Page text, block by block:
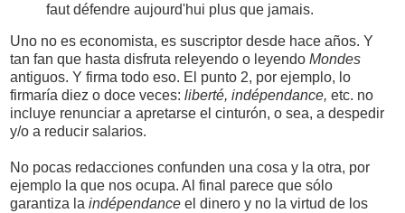
faut défendre aujourd'hui plus que jamais.
Uno no es economista, es suscriptor desde hace años. Y
tan fan que hasta disfruta releyendo o leyendo Mondes
antiguos. Y firma todo eso. El punto 2, por ejemplo, lo
firmaría diez o doce veces: liberté, indépendance, etc. no
incluye renunciar a apretarse el cinturón, o sea, a despedir
y/o a reducir salarios.
No pocas redacciones confunden una cosa y la otra, por
ejemplo la que nos ocupa. Al final parece que sólo
garantiza la indépendance el dinero y no la virtud de los